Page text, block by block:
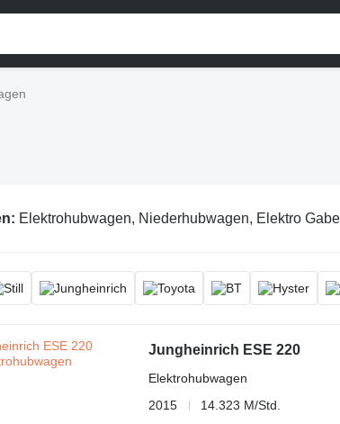
Elektrohubwagen, Niederhubwagen, Elektro
Jungheinrich ESE 220
Elektrohubwagen
2015
14.323 M/Std.